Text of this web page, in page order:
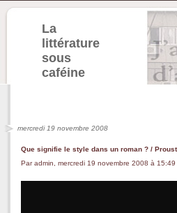
La
littérature
sous
caféine
mercredi 19 novembre 2008
Que signifie le style dans un roman ? /
Par admin, mercredi 19 novembre 2008 à 15:49